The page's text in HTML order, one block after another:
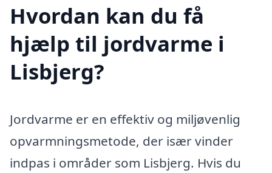
Hvordan kan du få
hjælp til jordvarme i
Lisbjerg?
Jordvarme er en effektiv og miljøvenlig
opvarmningsmetode, der især vinder
indpas i områder som Lisbjerg. Hvis du